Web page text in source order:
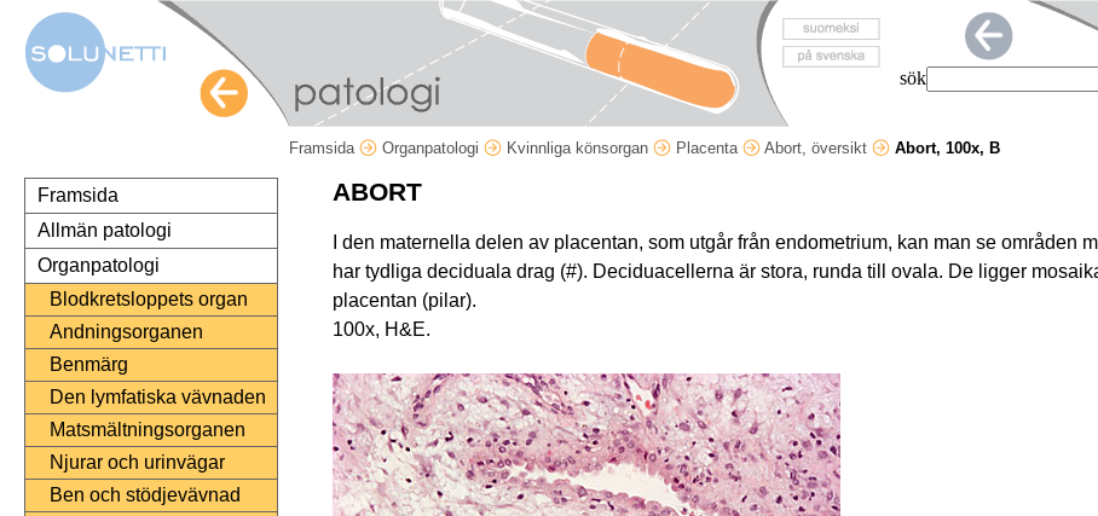
sök
Framsida Organpatologi Kvinnliga könsorgan Placenta Abort, översikt Abort, 100x, B
Framsida
Allmän patologi
Organpatologi
Blodkretsloppets organ
Andningsorganen
Benmärg
Den lymfatiska vävnaden
Matsmältningsorganen
Njurar och urinvägar
Ben och stödjevävnad
ABORT
I den maternella delen av placentan, som utgår från endometrium, kan man se områden
har tydliga deciduala drag (#). Deciduacellerna är stora, runda till ovala. De ligger
placentan (pilar).
100x, H&E.